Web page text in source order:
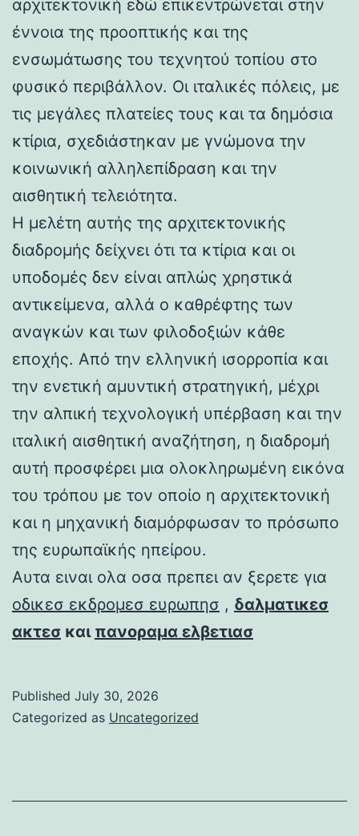
αρχιτεκτονική εδώ επικεντρώνεται στην
έννοια της προοπτικής και της
ενσωμάτωσης του τεχνητού τοπίου στο
φυσικό περιβάλλον. Οι ιταλικές πόλεις, με
τις μεγάλες πλατείες τους και τα δημόσια
κτίρια, σχεδιάστηκαν με γνώμονα την
κοινωνική αλληλεπίδραση και την
αισθητική τελειότητα.
Η μελέτη αυτής της αρχιτεκτονικής
διαδρομής δείχνει ότι τα κτίρια και οι
υποδομές δεν είναι απλώς χρηστικά
αντικείμενα, αλλά ο καθρέφτης των
αναγκών και των φιλοδοξιών κάθε
εποχής. Από την ελληνική ισορροπία και
την ενετική αμυντική στρατηγική, μέχρι
την αλπική τεχνολογική υπέρβαση και την
ιταλική αισθητική αναζήτηση, η διαδρομή
αυτή προσφέρει μια ολοκληρωμένη εικόνα
του τρόπου με τον οποίο η αρχιτεκτονική
και η μηχανική διαμόρφωσαν το πρόσωπο
της ευρωπαϊκής ηπείρου.
Αυτα ειναι ολα οσα πρεπει αν ξερετε για
οδικεσ εκδρομεσ ευρωπησ , δαλματικεσ
ακτεσ και πανοραμα ελβετιασ
Published July 30, 2026
Categorized as Uncategorized